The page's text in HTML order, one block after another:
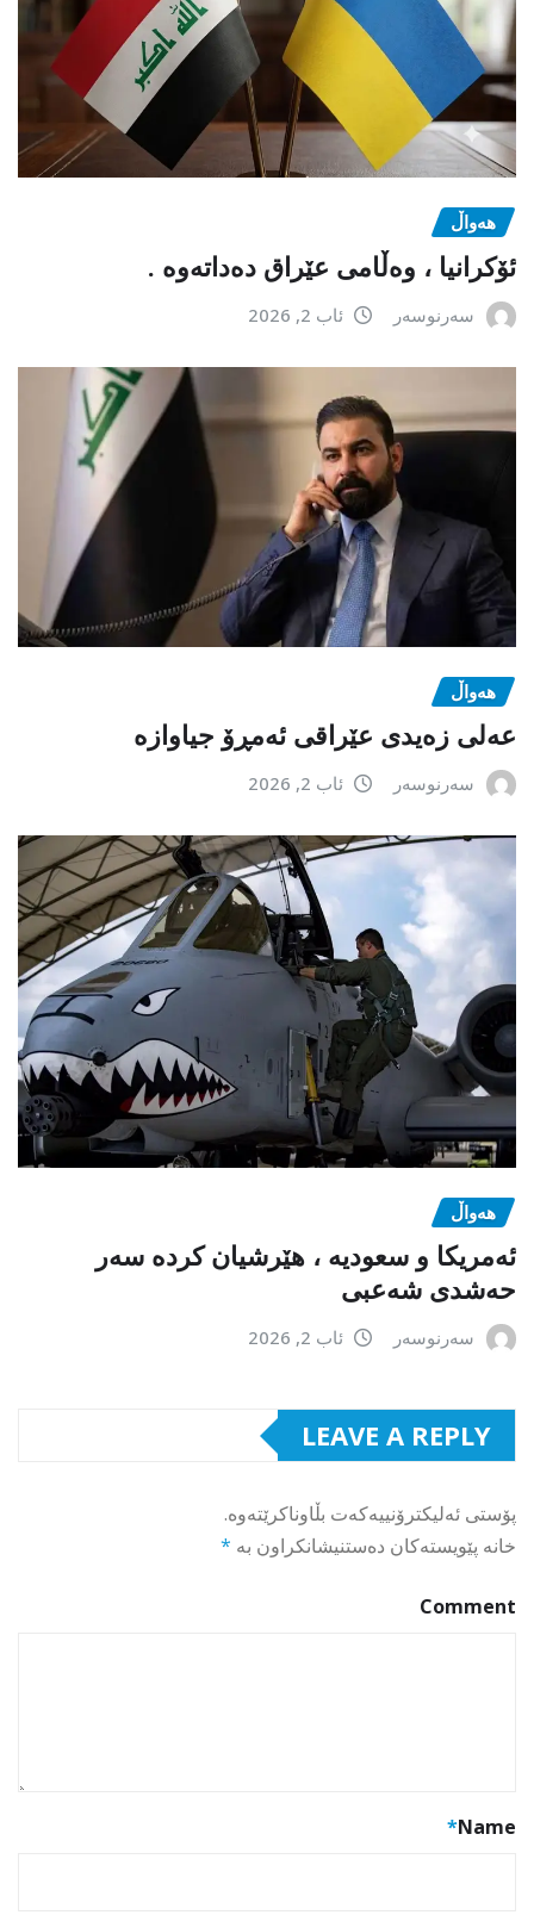
هەواڵ
ئۆکرانیا ، وەڵامی عێراق دەداتەوە .
سەرنوسەر ئاب 2, 2026
هەواڵ
عەلی زەیدی عێراقی ئەمڕۆ جیاوازە
سەرنوسەر ئاب 2, 2026
هەواڵ
ئەمریکا و سعودیە ، هێرشیان کردە سەر
حەشدی شەعبی
سەرنوسەر ئاب 2, 2026
LEAVE A REPLY
پۆستی ئەلیکترۆنییەکەت بڵاوناکرێتەوە.
خانە پێویستەکان دەستنیشانکراون بە *
Comment
Name
*